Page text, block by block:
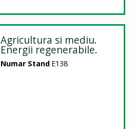
Agricultura si mediu.
Energii regenerabile.
Numar Stand E138